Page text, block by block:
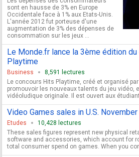
sont en hausse de 3% en Europe
Occidentale face à 1% aux Etats-Unis.
L'année 2012 fut porteuse d'une
augmentation de 3% des dépenses de
consommation sur les jeux ...
Le Monde.fr lance la 3ème édition
Playtime
Business
8,591 lectures
Le concours Hits Playtime, créé et organisé
promouvoir les nouveaux talents du jeu vidéo,
vidéoludique originale. Il est ouvert aux
Video Games sales in U.S.
Etudes
10,428 lectures
These sales figures represent new physical
software and accessories, which account for
total consumer spend on games. When you